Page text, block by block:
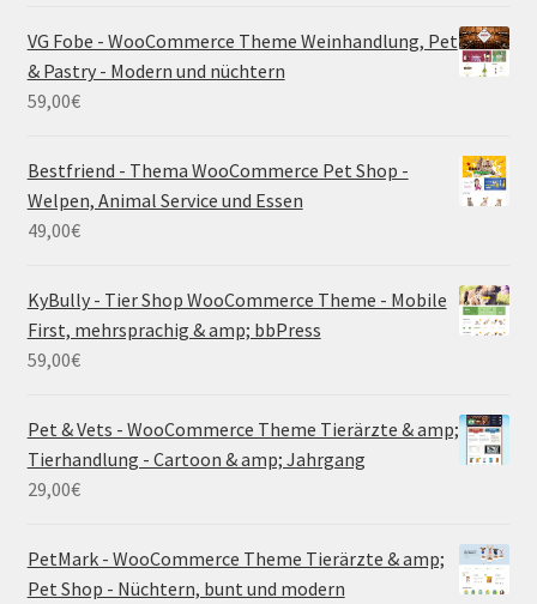
VG Fobe - WooCommerce Theme Weinhandlung, Pet
& Pastry - Modern und nüchtern
59,00€
Bestfriend - Thema WooCommerce Pet Shop -
Welpen, Animal Service und Essen
49,00€
KyBully - Tier Shop WooCommerce Theme - Mobile
First, mehrsprachig & amp; bbPress
59,00€
Pet & Vets - WooCommerce Theme Tierärzte & amp;
Tierhandlung - Cartoon & amp; Jahrgang
29,00€
PetMark - WooCommerce Theme Tierärzte & amp;
Pet Shop - Nüchtern, bunt und modern